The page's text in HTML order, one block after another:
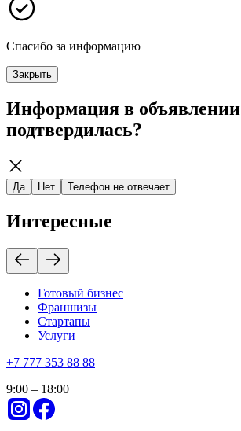
Спасибо за информацию
Закрыть
Информация в объявлении
подтвердилась?
Да Нет Телефон не отвечает
Интересные
Готовый бизнес
Франшизы
Стартапы
Услуги
+7 777 353 88 88
9:00 – 18:00